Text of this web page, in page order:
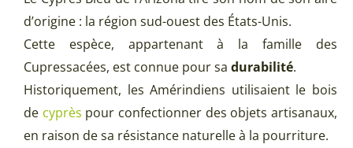
d’origine : la région sud-ouest des États-Unis.
Cette espèce, appartenant à la famille des
Cupressacées, est connue pour sa durabilité.
Historiquement, les Amérindiens utilisaient le bois
de cyprès pour confectionner des objets artisanaux,
en raison de sa résistance naturelle à la pourriture.